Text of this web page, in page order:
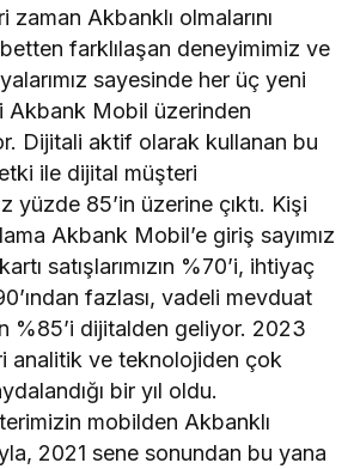
Akbanklı olmalarını
farklılaşan deneyimimiz ve
sayesinde her üç yeni
Akbank Mobil üzerinden
Dijitali aktif olarak kullanan bu
ile dijital müşteri
yüzde 85’in üzerine çıktı. Kişi
Akbank Mobil’e giriş sayımız
satışlarımızın %70’i, ihtiyaç
fazlası, vadeli mevduat
%85’i dijitalden geliyor. 2023
analitik ve teknolojiden çok
bir yıl oldu.
mobilden Akbanklı
2021 sene sonundan bu yana